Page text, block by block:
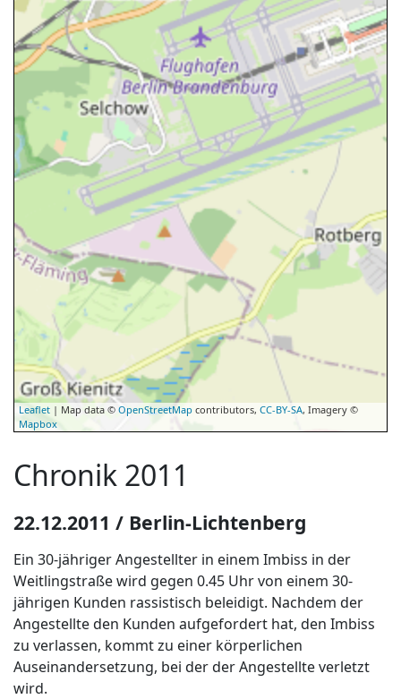
Leaflet | Map data © OpenStreetMap contributors, CC-BY-SA, Imagery ©
Mapbox
Chronik 2011
22.12.2011 / Berlin-Lichtenberg
Ein 30-jähriger Angestellter in einem Imbiss in der
Weitlingstraße wird gegen 0.45 Uhr von einem 30-
jährigen Kunden rassistisch beleidigt. Nachdem der
Angestellte den Kunden aufgefordert hat, den Imbiss
zu verlassen, kommt zu einer körperlichen
Auseinandersetzung, bei der der Angestellte verletzt
wird.